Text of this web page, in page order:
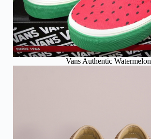
Vans Authentic Watermelon